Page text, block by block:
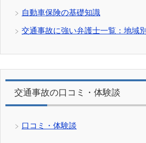
自動車保険の基礎知識
交通事故に強い弁護士一覧：地域別
交通事故の口コミ・体験談
口コミ・体験談